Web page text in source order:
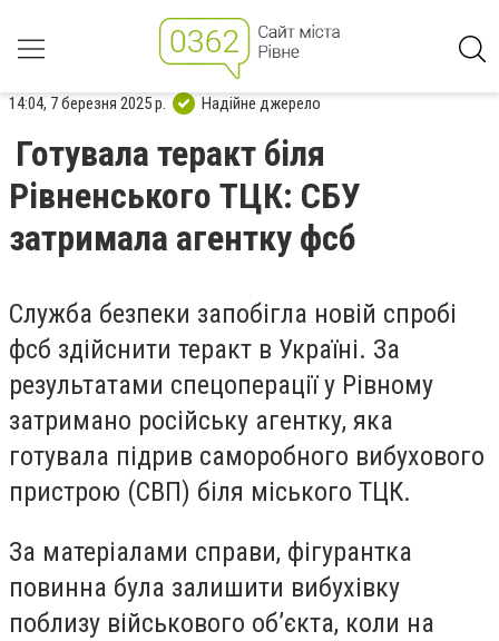
14:04, 7 березня 2025 р. Надійне джерело
Готувала теракт біля
Рівненського ТЦК: СБУ
затримала агентку фсб
Служба безпеки запобігла новій спробі
фсб здійснити теракт в Україні. За
результатами спецоперації у Рівному
затримано російську агентку, яка
готувала підрив саморобного вибухового
пристрою (СВП) біля міського ТЦК.
За матеріалами справи, фігурантка
повинна була залишити вибухівку
поблизу військового об’єкта, коли на